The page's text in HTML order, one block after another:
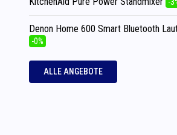
Denon Home 600 Smart Bluetooth
-0%
ALLE ANGEBOTE